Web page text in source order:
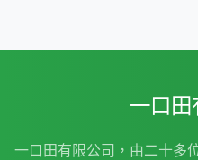
一口田
一口田有限公司，由二十多